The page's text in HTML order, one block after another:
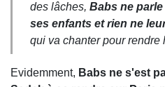
des lâches, Babs ne
ses enfants et rien ne
qui va chanter pour rendre
Evidemment, Babs ne s'est